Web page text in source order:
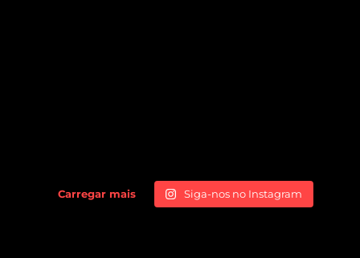
Carregar mais Siga-nos no Instagram